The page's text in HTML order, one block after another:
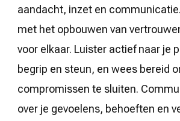
aandacht, inzet en
met het opbouwen van
voor elkaar. Luister actief naar je
begrip en steun, en wees bereid
compromissen te sluiten.
over je gevoelens, behoeften en